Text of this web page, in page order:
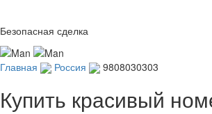
Безопасная сделка
Главная Россия 9808030303
Купить красивый